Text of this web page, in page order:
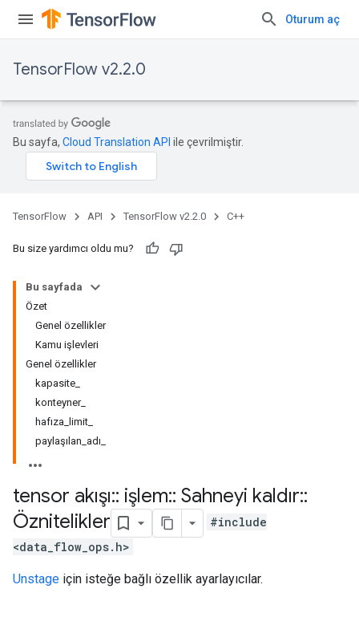
Oturum aç
TensorFlow v2.2.0
Bu sayfa, Cloud Translation API ile çevrilmiştir.
TensorFlow API TensorFlow v2.2.0 C++
Bu size yardımcı oldu mu?
Bu sayfada
Özet
Genel özellikler
Kamu işlevleri
Genel özellikler
kapasite_
konteyner_
hafıza_limit_
paylaşılan_adı_
tensor akışı:: işlem:: Sahneyi kaldır::
Öznitelikler
#include
<data_flow_ops.h>
Unstage için isteğe bağlı özellik ayarlayıcılar.